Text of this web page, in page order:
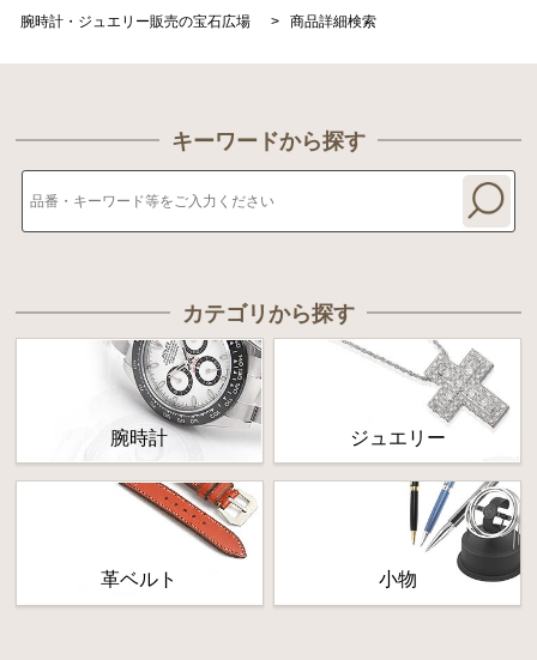
腕時計・ジュエリー販売の宝石広場 > 商品詳細検索
キーワードから探す
カテゴリから探す
腕時計 ジュエリー
革ベルト 小物